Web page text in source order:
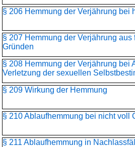
§ 206 Hemmung der Verjährung bei
§ 207 Hemmung der Verjährung
Gründen
§ 208 Hemmung der Verjährung bei
Verletzung der sexuellen
§ 209 Wirkung der Hemmung
§ 210 Ablaufhemmung bei nicht voll
§ 211 Ablaufhemmung in